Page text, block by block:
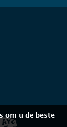
om u de beste